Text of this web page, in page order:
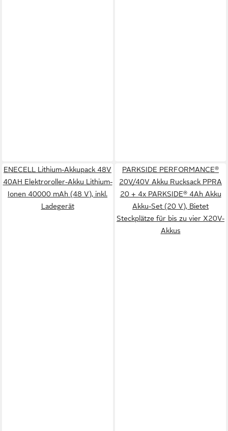
ENECELL Lithium-Akkupack 48V
40AH Elektroroller-Akku Lithium-
Ionen 40000 mAh (48 V), inkl.
Ladegerät
PARKSIDE PERFORMANCE®
20V/40V Akku Rucksack PPRA
20 + 4x PARKSIDE® 4Ah Akku
Akku-Set (20 V), Bietet
Steckplätze für bis zu vier X20V-
Akkus